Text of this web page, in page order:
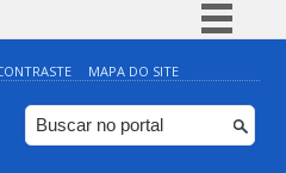
Simplifique!
Comunica BR
Participe
MAPA DO SITE